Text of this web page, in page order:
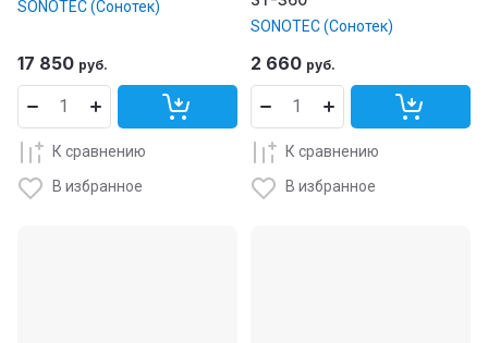
SONOTEC (Сонотек)
17 850 руб.
К сравнению
В избранное
SONOTEC (Сонотек)
2 660 руб.
К сравнению
В избранное